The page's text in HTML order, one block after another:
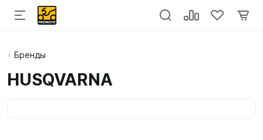
Бренды
HUSQVARNA